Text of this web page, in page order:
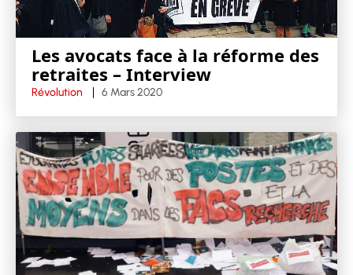
Les avocats face à la réforme des
retraites – Interview
Révolution 6 Mars 2020